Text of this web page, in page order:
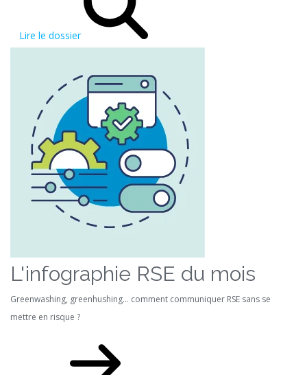
Lire le dossier
L'infographie RSE du mois
Greenwashing, greenhushing… comment communiquer RSE sans se
mettre en risque ?